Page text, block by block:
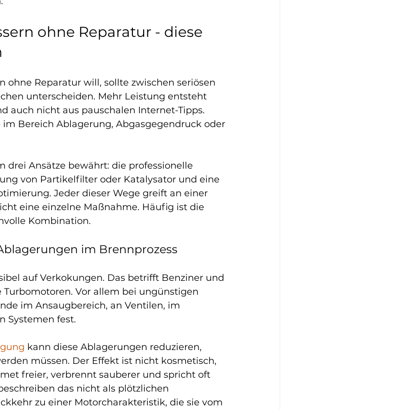
ohne Reparatur - diese
ohne Reparatur will, sollte zwischen seriösen
unterscheiden. Mehr Leistung entsteht
auch nicht aus pauschalen Internet-Tipps.
im Bereich Ablagerung, Abgasgegendruck oder
drei Ansätze bewährt: die professionelle
von Partikelfilter oder Katalysator und eine
Jeder dieser Wege greift an einer
eine einzelne Maßnahme. Häufig ist die
Kombination.
im Brennprozess
auf Verkokungen. Das betrifft Benziner und
Turbomotoren. Vor allem bei ungünstigen
im Ansaugbereich, an Ventilen, im
Systemen fest.
kann diese Ablagerungen reduzieren,
müssen. Der Effekt ist nicht kosmetisch,
freier, verbrennt sauberer und spricht oft
das nicht als plötzlichen
zu einer Motorcharakteristik, die sie vom